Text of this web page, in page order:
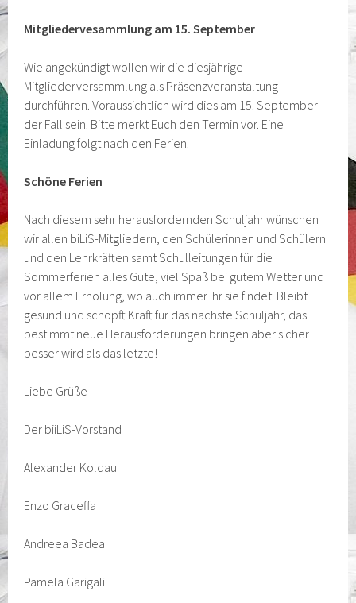
Mitgliedervesammlung am 15. September
Wie angekündigt wollen wir die diesjährige
Mitgliederversammlung als Präsenzveranstaltung
durchführen. Voraussichtlich wird dies am 15. September
der Fall sein. Bitte merkt Euch den Termin vor. Eine
Einladung folgt nach den Ferien.
Schöne Ferien
Nach diesem sehr herausfordernden Schuljahr wünschen
wir allen biLiS-Mitgliedern, den Schülerinnen und Schülern
und den Lehrkräften samt Schulleitungen für die
Sommerferien alles Gute, viel Spaß bei gutem Wetter und
vor allem Erholung, wo auch immer Ihr sie findet. Bleibt
gesund und schöpft Kraft für das nächste Schuljahr, das
bestimmt neue Herausforderungen bringen aber sicher
besser wird als das letzte!
Liebe Grüße
Der biiLiS-Vorstand
Alexander Koldau
Enzo Graceffa
Andreea Badea
Pamela Garigali